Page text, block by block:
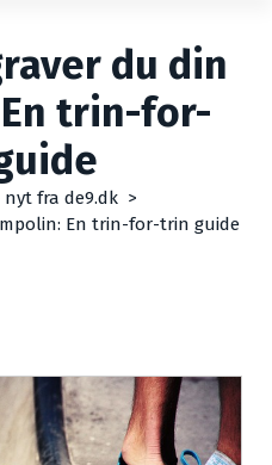
du din
trin-for-
nyt fra de9.dk>
En trin-for-trin guide